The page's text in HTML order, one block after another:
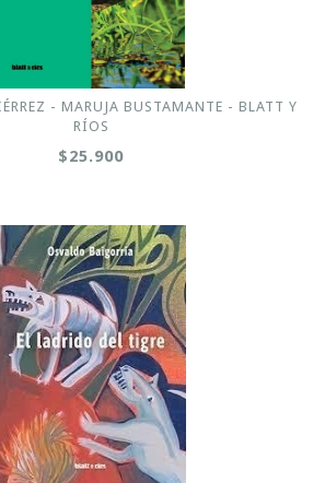
- MARUJA BUSTAMANTE - BLATT Y
RÍOS
$25.900